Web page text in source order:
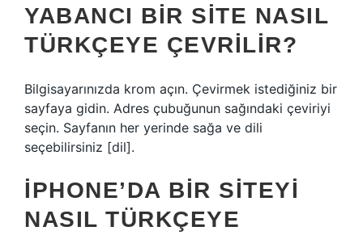
YABANCI BIR SITE NASIL
TÜRKÇEYE ÇEVRILIR?
Bilgisayarınızda krom açın. Çevirmek istediğiniz bir
sayfaya gidin. Adres çubuğunun sağındaki çeviriyi
seçin. Sayfanın her yerinde sağa ve dili
seçebilirsiniz [dil].
IPHONE’DA BIR SITEYI
NASIL TÜRKÇEYE